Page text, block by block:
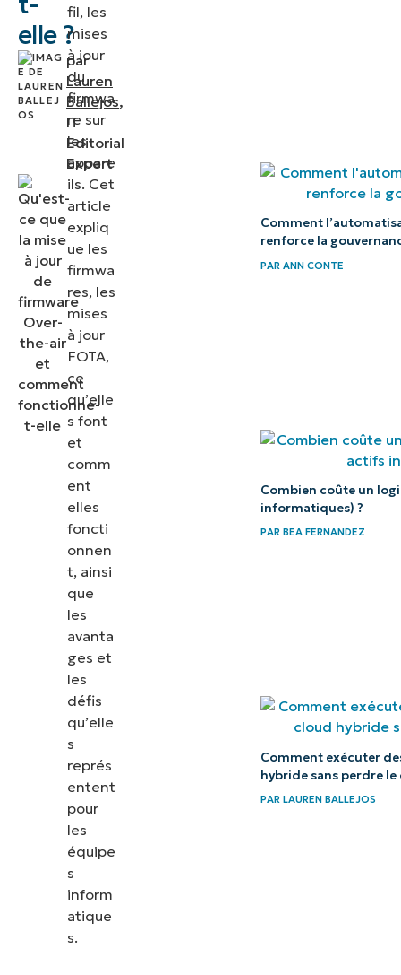
elle ?
par
Lauren
Ballejos,
IT
Editorial
Expert
de la FOTA
concrètes
du firmware
Over-the-air
Gestion
efficace
des mises à
jour des
appareils
échelle
fil, les
mises
à jour
du
firmwa
re sur
les
appare
ils. Cet
article
expliq
ue les
firmwa
res, les
mises
à jour
FOTA,
ce
qu’elle
s font
et
comm
ent
elles
foncti
onnen
t, ainsi
que
les
avanta
ges et
les
défis
qu’elle
s
représ
entent
pour
les
équipe
s
inform
atique
s.
Comment
renforce la
PAR ANN CONTE
Combien coûte un
informatiques) ?
PARBEA FERNANDEZ
Comment exécuter
hybride sans perdre
PAR LAUREN BALLEJOS